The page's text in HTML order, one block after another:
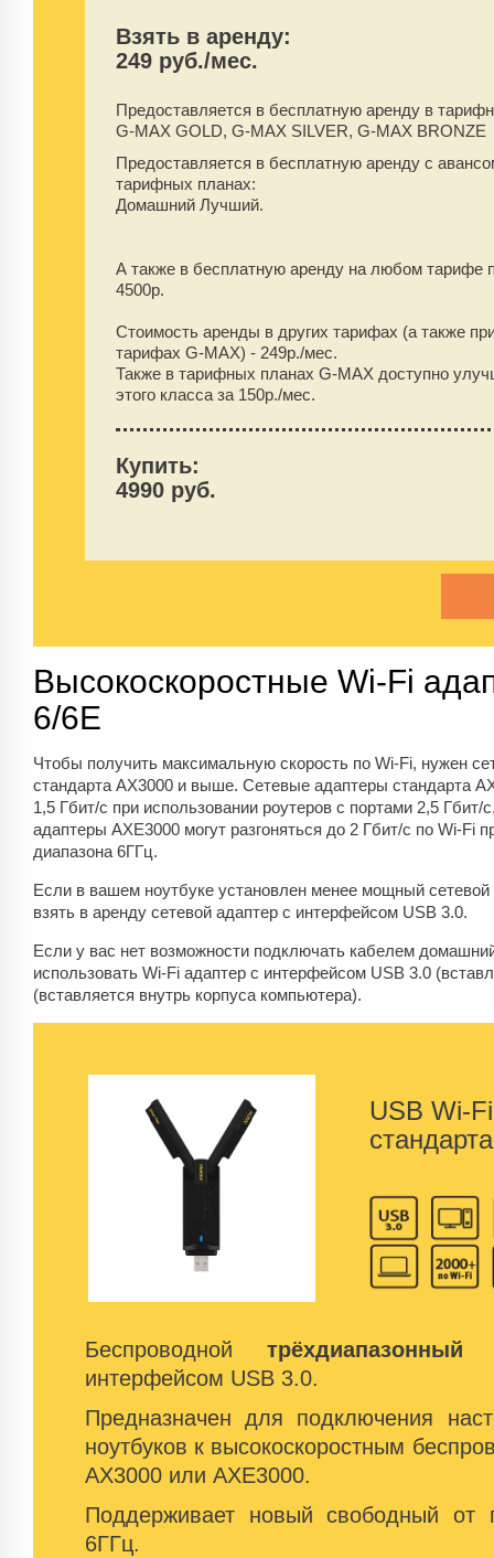
Взять в аренду:
249 руб./мес.
Предоставляется в бесплатную аренду в
G-MAX GOLD, G-MAX SILVER, G-MAX BRONZE
Предоставляется в бесплатную аренду с
тарифных планах:
Домашний Лучший.
А также в бесплатную аренду на любом тарифе
4500р.
Стоимость аренды в других тарифах (а также
тарифах G-MAX) - 249р./мес.
Также в тарифных планах G-MAX доступно
этого класса за 150р./мес.
Купить:
4990 руб.
Высокоскоростные Wi-Fi
6/6E
Чтобы получить максимальную скорость по Wi-Fi, нужен
стандарта AX3000 и выше. Сетевые адаптеры стандарта
1,5 Гбит/с при использовании роутеров с портами 2,5
адаптеры AXE3000 могут разгоняться до 2 Гбит/с по Wi-Fi
диапазона 6ГГц.
Если в вашем ноутбуке установлен менее мощный
взять в аренду сетевой адаптер с интерфейсом USB 3.0.
Если у вас нет возможности подключать кабелем
использовать Wi-Fi адаптер с интерфейсом USB 3.0
(вставляется внутрь корпуса компьютера).
USB Wi-
Беспроводнойтрёхдиапазонный
интерфейсом USB 3.0.
Предназначен для подключения
ноутбуков к высокоскоростным
AX3000 или AXE3000.
Поддерживает новый свободный от
6ГГц.